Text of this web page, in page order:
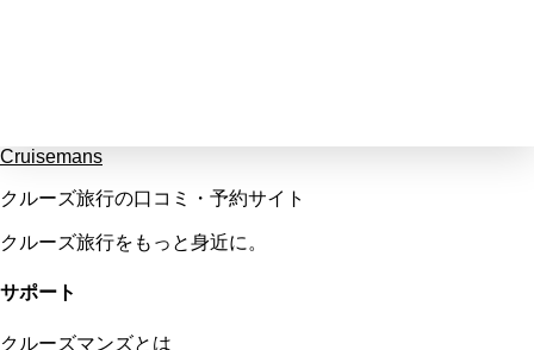
Cruisemans
クルーズ旅行の口コミ・予約サイト
クルーズ旅行をもっと身近に。
サポート
クルーズマンズとは